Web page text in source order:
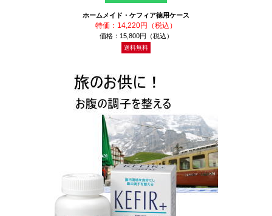
ホームメイド・ケフィア徳用ケース
特価：14,220円（税込）
価格：15,800円（税込）
送料無料